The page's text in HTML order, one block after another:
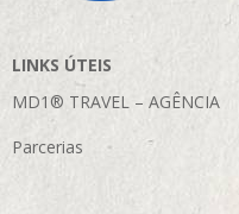
LINKS ÚTEIS
MD1® TRAVEL – AGÊNCIA
Parcerias